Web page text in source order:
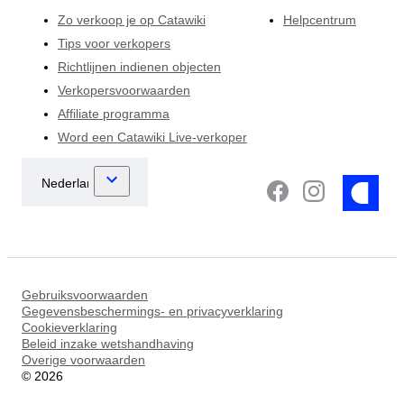
Zo verkoop je op Catawiki
Tips voor verkopers
Richtlijnen indienen objecten
Verkopersvoorwaarden
Affiliate programma
Word een Catawiki Live-verkoper
Helpcentrum
Gebruiksvoorwaarden
Gegevensbeschermings- en privacyverklaring
Cookieverklaring
Beleid inzake wetshandhaving
Overige voorwaarden
© 2026